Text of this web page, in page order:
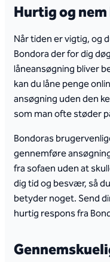
Hurtig og
Når tiden er vigtig, og
Bondora der for dig
låneansøgning bliver
kan du låne penge
ansøgning uden den
som man ofte støder
Bondoras
gennemføre
fra sofaen uden at
dig tid og besvær, så
betyder noget. Send
hurtig respons fra